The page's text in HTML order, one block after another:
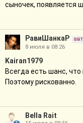
сыночек, появляется
РавиШанкаР
8 июля в 08:26
Kairan1979
Всегда есть шанс, что
Поэтому рискованно.
Bella Rait